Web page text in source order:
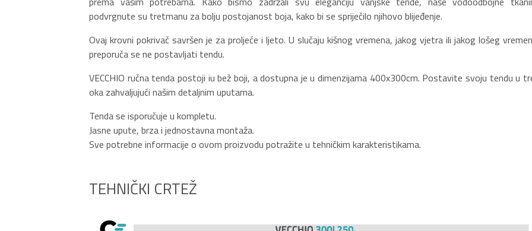
podvrgnute su tretmanu za bolju postojanost boja, kako bi se spriječilo njihovo blijeđenje.
Ovaj krovni pokrivač savršen je za proljeće i ljeto. U slučaju kišnog vremena, jakog vjetra ili jakog lošeg
preporuča se ne postavljati tendu.
VECCHIO ručna tenda postoji iu bež boji, a dostupna je u dimenzijama 400x300cm. Postavite svoju tendu u
oka zahvaljujući našim detaljnim uputama.
Tenda se isporučuje u kompletu.
Jasne upute, brza i jednostavna montaža.
Sve potrebne informacije o ovom proizvodu potražite u tehničkim karakteristikama.
TEHNIČKI CRTEŽ